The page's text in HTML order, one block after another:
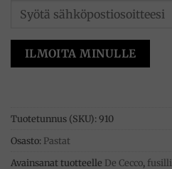
ILMOITA MINULLE
Tuotetunnus (SKU): 910
Osasto: Pastat
Avainsanat tuotteelle De Cecco, fusilli